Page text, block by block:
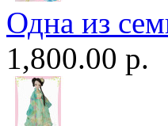
Одна из
1,800.00 р.